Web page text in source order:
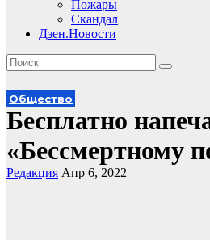
Пожары
Скандал
Дзен.Новости
Общество
Бесплатно
«Бессмертному
Редакция Апр 6, 2022